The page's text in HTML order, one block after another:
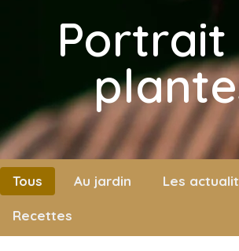
Portrait
CATÉGORIE BLOG
Tous Au jardin Les
Recettes